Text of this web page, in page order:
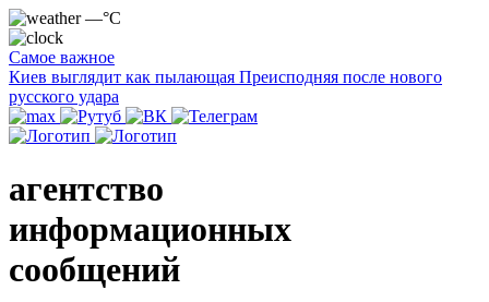
—°C
Самое важное
Киев выглядит как пылающая Преисподняя после нового
русского удара
агентство
информационных
сообщений